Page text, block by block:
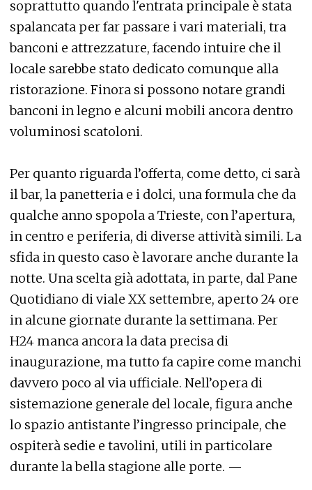
soprattutto quando l'entrata principale è stata
spalancata per far passare i vari materiali, tra
banconi e attrezzature, facendo intuire che il
locale sarebbe stato dedicato comunque alla
ristorazione. Finora si possono notare grandi
banconi in legno e alcuni mobili ancora dentro
voluminosi scatoloni.
Per quanto riguarda l’offerta, come detto, ci sarà
il bar, la panetteria e i dolci, una formula che da
qualche anno spopola a Trieste, con l’apertura,
in centro e periferia, di diverse attività simili. La
sfida in questo caso è lavorare anche durante la
notte. Una scelta già adottata, in parte, dal Pane
Quotidiano di viale XX settembre, aperto 24 ore
in alcune giornate durante la settimana. Per
H24 manca ancora la data precisa di
inaugurazione, ma tutto fa capire come manchi
davvero poco al via ufficiale. Nell’opera di
sistemazione generale del locale, figura anche
lo spazio antistante l’ingresso principale, che
ospiterà sedie e tavolini, utili in particolare
durante la bella stagione alle porte. —